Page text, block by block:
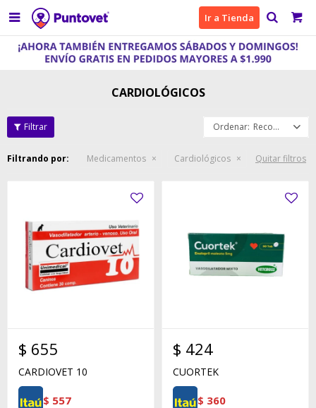
 Ir a Tienda
CARDIOLÓGICOS
Recomendados
Filtrando por: Medicamentos Cardiológicos Quitar filtros
$ 655
CARDIOVET 10
$ 557
$ 424
CUORTEK
$ 360